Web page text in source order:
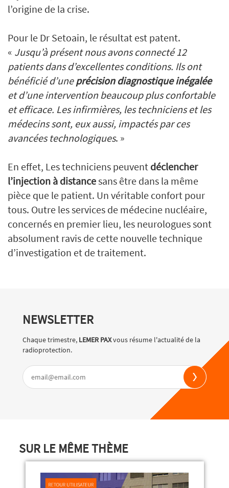
l’origine de la crise.
Pour le Dr Setoain, le résultat est patent.
« Jusqu’à présent nous avons connecté 12
patients dans d’excellentes conditions. Ils ont
bénéficié d’une précision diagnostique inégalée
et d’une intervention beaucoup plus confortable
et efficace. Les infirmières, les techniciens et les
médecins sont, eux aussi, impactés par ces
avancées technologiques. »
En effet, Les techniciens peuvent déclencher
l’injection à distancesans être dans la même
pièce que le patient. Un véritable confort pour
tous. Outre les services de médecine nucléaire,
concernés en premier lieu, les neurologues sont
absolument ravis de cette nouvelle technique
d’investigation et de traitement.
NEWSLETTER
Chaque trimestre, LEMER PAXvous résume l'actualité de la
radioprotection.
SUR LE MÊME THÈME